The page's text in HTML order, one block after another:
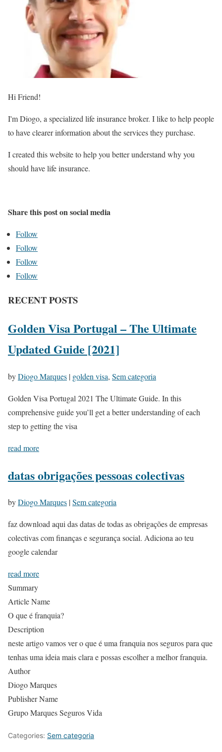
Hi Friend!
I'm Diogo, a specialized life insurance broker. I like to help people
to have clearer information about the services they purchase.
I created this website to help you better understand why you
should have life insurance.
Share this post on social media
Follow
Follow
Follow
Follow
RECENT POSTS
Golden Visa Portugal – The Ultimate
Updated Guide [2021]
byDiogo Marques | golden visa, Sem categoria
Golden Visa Portugal 2021 The Ultimate Guide. In this
comprehensive guide you’ll get a better understanding of each
step to getting the visa
read more
datas obrigações pessoas colectivas
byDiogo Marques |Sem categoria
faz download aqui das datas de todas as obrigações de empresas
colectivas com finanças e segurança social. Adiciona ao teu
google calendar
read more
Summary
Article Name
O que é franquia?
Description
neste artigo vamos ver o que é uma franquia nos seguros para que
tenhas uma ideia mais clara e possas escolher a melhor franquia.
Author
Diogo Marques
Publisher Name
Grupo Marques Seguros Vida
Categories: Sem categoria